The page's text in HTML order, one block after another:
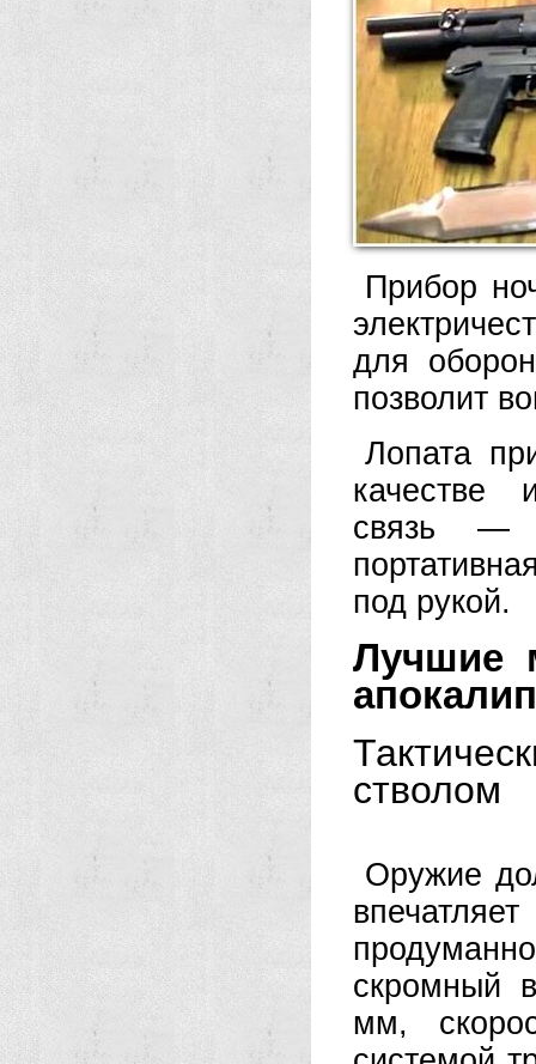
Прибор
для
позволит
Лопата
качестве
связь —
под рукой.
Лучшие
стволом
Оружие
скромный
мм,